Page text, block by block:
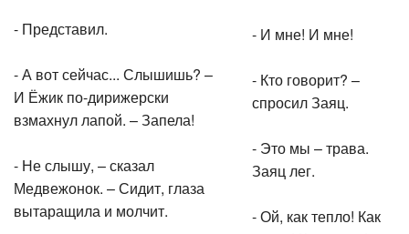
- Представил.
- А вот сейчас... Слышишь? –
И Ёжик по-дирижерски
взмахнул лапой. – Запела!
- Не слышу, – сказал
Медвежонок. – Сидит, глаза
вытаращила и молчит.
- И мне! И мне!
- Кто говорит? –
спросил Заяц.
- Это мы – трава.
Заяц лег.
- Ой, как тепло! Как